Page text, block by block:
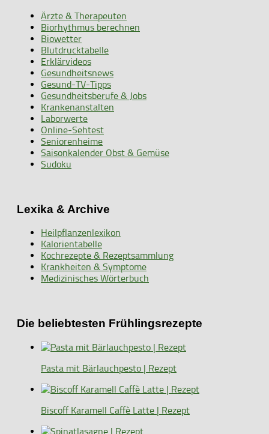
Ärzte & Therapeuten
Biorhythmus berechnen
Biowetter
Blutdrucktabelle
Erklärvideos
Gesundheitsnews
Gesund-TV-Tipps
Gesundheitsberufe & Jobs
Krankenanstalten
Laborwerte
Online-Sehtest
Seniorenheime
Saisonkalender Obst & Gemüse
Sudoku
Lexika & Archive
Heilpflanzenlexikon
Kalorientabelle
Kochrezepte & Rezeptsammlung
Krankheiten & Symptome
Medizinisches Wörterbuch
Die beliebtesten Frühlingsrezepte
Pasta mit Bärlauchpesto | Rezept
Biscoff Karamell Caffè Latte | Rezept